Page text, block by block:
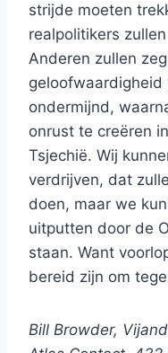
strijde moeten
realpolitikers zullen
Anderen zullen
ondermijnd,
onrust te creëren
Tsjechië. Wij
verdrijven, dat
doen, maar we
uitputten door de
staan. Want
bereid zijn om
Bill Browder,